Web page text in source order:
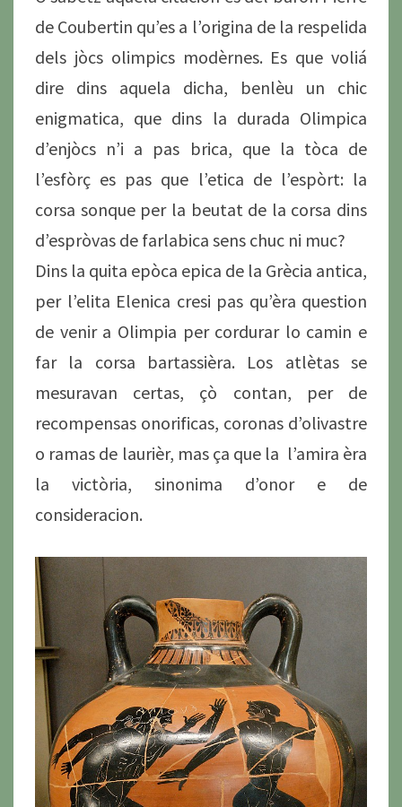
PARTICIPER. »
de Coubertin qu’es a l’origina de la respelida
dels jòcs olimpics modèrnes. Es que voliá
dire dins aquela dicha, benlèu un chic
enigmatica, que dins la durada Olimpica
d’enjòcs n’i a pas brica, que la tòca de
l’esfòrç es pas que l’etica de l’espòrt: la
corsa sonque per la beutat de la corsa dins
d’espròvas de farlabica sens chuc ni muc?
Dins la quita epòca epica de la Grècia antica,
per l’elita Elenica cresi pas qu’èra question
de venir a Olimpia per cordurar lo camin e
far la corsa bartassièra. Los atlètas se
mesuravan certas, çò contan, per de
recompensas onorificas, coronas d’olivastre
o ramas de laurièr, mas ça que la l’amira èra
la victòria, sinonima d’onor e de
consideracion.